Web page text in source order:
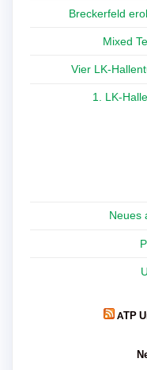
Breckerfeld
Mixed
Vier LK-
1. LK-
Neues
ATP